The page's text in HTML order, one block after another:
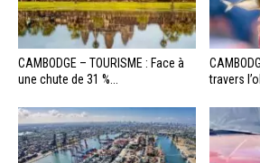
CAMBODGE – TOURISME : Face à
une chute de 31 %...
travers